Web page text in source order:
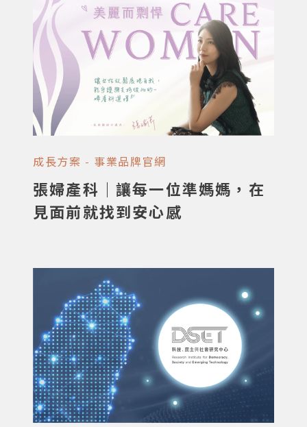
成長方案 - 事業品牌官網
張婦產科｜讓每一位準媽媽，在
見面前就找到安心感